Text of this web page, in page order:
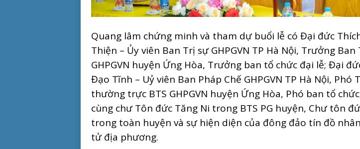
Quang lâm chứng minh và tham dự buổi lễ có Đại đức
Thiện – Ủy viên Ban Trị sự GHPGVN TP Hà Nội, Trưởng Ban
GHPGVN huyện Ứng Hòa, Trưởng ban tổ chức đại lễ; Đại
Đạo Tĩnh – Uỷ viên Ban Pháp Chế GHPGVN TP Hà Nội, Phó
thường trực BTS GHPGVN huyện Ứng Hòa, Phó ban tổ
cùng chư Tôn đức Tăng Ni trong BTS PG huyện, Chư tôn
trong toàn huyện và sự hiện diện của đông đảo tín đồ
tử địa phương.